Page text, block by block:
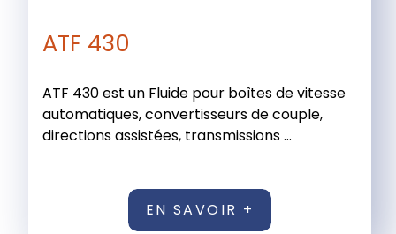
ATF 430
ATF 430 est un Fluide pour boîtes de vitesse
automatiques, convertisseurs de couple,
directions assistées, transmissions ...
EN SAVOIR +